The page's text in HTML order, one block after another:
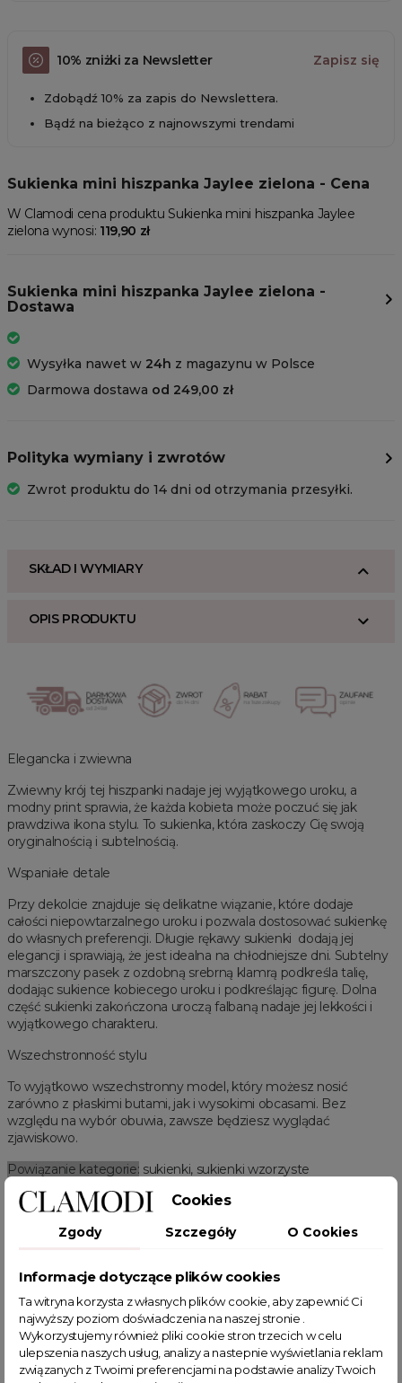
10% zniżki za Newsletter Zapisz się
Zdobądź 10% za zapis do Newslettera.
Bądź na bieżąco z najnowszymi trendami
Sukienka mini hiszpanka Jaylee zielona - Cena
W Clamodi cena produktu Sukienka mini hiszpanka Jaylee
zielona wynosi: 119,90 zł
Sukienka mini hiszpanka Jaylee zielona -
Dostawa
Wysyłka nawet w 24h z magazynu w Polsce
Darmowa dostawa od 249,00 zł
Polityka wymiany i zwrotów
Zwrot produktu do 14 dni od otrzymania przesyłki.
SKŁAD I WYMIARY
OPIS PRODUKTU
Elegancka i zwiewna
Zwiewny krój tej hiszpanki nadaje jej wyjątkowego uroku, a
modny print sprawia, że każda kobieta może poczuć się jak
prawdziwa ikona stylu. To sukienka, która zaskoczy Cię swoją
oryginalnością i subtelnością.
Wspaniałe detale
Przy dekolcie znajduje się delikatne wiązanie, które dodaje
całości niepowtarzalnego uroku i pozwala dostosować sukienkę
do własnych preferencji. Długie rękawy sukienki dodają jej
elegancji i sprawiają, że jest idealna na chłodniejsze dni. Subtelny
marszczony pasek z ozdobną srebrną klamrą podkreśla talię,
dodając sukience kobiecego uroku i podkreślając figurę. Dolna
część sukienki zakończona uroczą falbaną nadaje jej lekkości i
wyjątkowego charakteru.
Wszechstronność stylu
To wyjątkowo wszechstronny model, który możesz nosić
zarówno z płaskimi butami, jak i wysokimi obcasami. Bez
względu na wybór obuwia, zawsze będziesz wyglądać
zjawiskowo.
Powiązanie kategorie: sukienki, sukienki wzorzyste
Powiązane kategorie:
Odzież damska Zobacz wszystkie produkty Clamodi Sukienki
Sukienki na co dzień
Sukienki oversize
Sukienki na imprezę
Sukienki z długim rękawem
Sukienki na każda okazję Sukienki z falbankami
Sukienki asymetryczne
Cookies
Zgody Szczegóły O Cookies
Informacje dotyczące plików cookies
Ta witryna korzysta z własnych plików cookie, aby zapewnić Ci
najwyższy poziom doświadczenia na naszej stronie .
Wykorzystujemy również pliki cookie stron trzecich w celu
ulepszenia naszych usług, analizy a nastepnie wyświetlania reklam
związanych z Twoimi preferencjami na podstawie analizy Twoich